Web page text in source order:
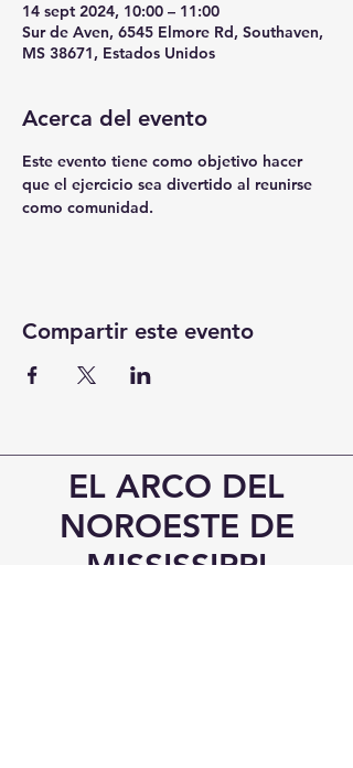
14 sept 2024, 10:00 – 11:00
Sur de Aven, 6545 Elmore Rd, Southaven,
MS 38671, Estados Unidos
Acerca del evento
Este evento tiene como objetivo hacer
que el ejercicio sea divertido al reunirse
como comunidad.
Compartir este evento
EL ARCO DEL
NOROESTE DE
MISSISSIPPI